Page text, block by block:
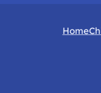
Home